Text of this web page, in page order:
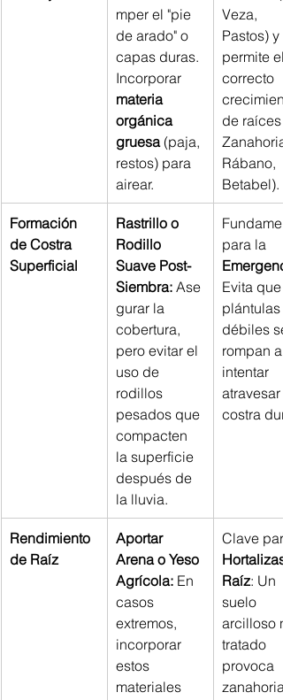
mper el "pie
de arado" o
capas duras.
Incorporar
materia
orgánica
gruesa (paja,
restos) para
airear.
Veza,
Pastos) y
permite el
correcto
de raíces
Rábano,
Betabel).
Formación
de Costra
Superficial
Rastrillo o
Rodillo
Suave Post-
Siembra: Ase
gurar la
cobertura,
pero evitar el
uso de
rodillos
pesados que
compacten
la superficie
después de
la lluvia.
para la
Evita que
plántulas
débiles se
rompan al
intentar
atravesar
costra
Rendimiento
de Raíz
Aportar
Arena o Yeso
Agrícola: En
casos
extremos,
incorporar
estos
materiales
Clave
Raíz: Un
suelo
arcilloso
tratado
provoca